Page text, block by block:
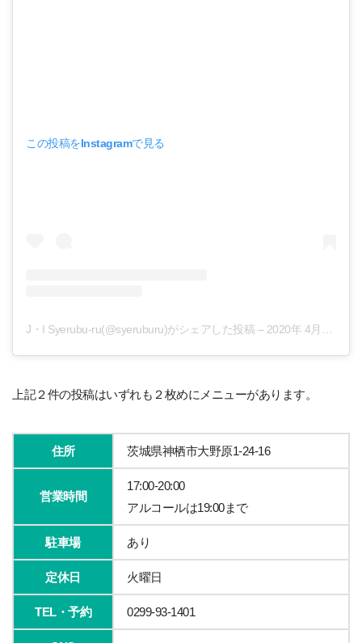
この投稿をInstagramで見る
J・I Syerubu-ru(@syeruburu)がシェアした投稿 – 2020年 4月月23日午前7時04分PDT
上記２件の投稿はいずれも２枚めにメニューがあります。
住所 茨城県神栖市大野原1-24-16
営業時間
17:00-20:00
アルコールは19:00まで
駐車場 あり
定休日 火曜日
TEL・予約 0299-93-1401